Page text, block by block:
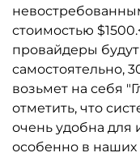
стоимостью
провайдеры
самостоятельно,
возьмет на себя
отметить, что
очень удобна для
особенно в наших